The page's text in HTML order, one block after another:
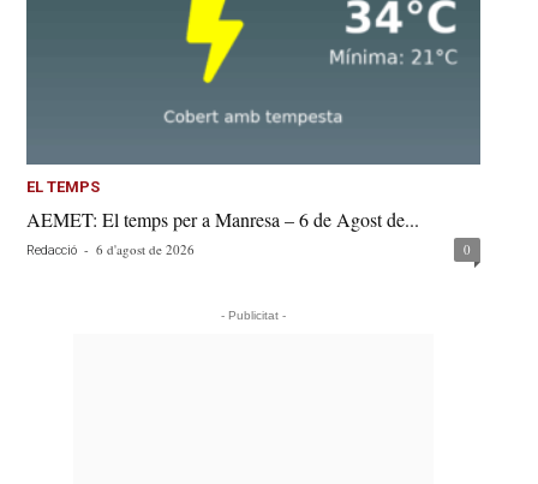
EL TEMPS
AEMET: El temps per a Manresa – 6 de Agost de...
Redacció - 6 d'agost de 2026 0
- Publicitat -